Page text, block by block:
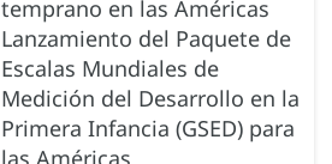
temprano en las Américas
Lanzamiento del Paquete de
Escalas Mundiales de
Medición del Desarrollo en la
Primera Infancia (GSED) para
las Américas